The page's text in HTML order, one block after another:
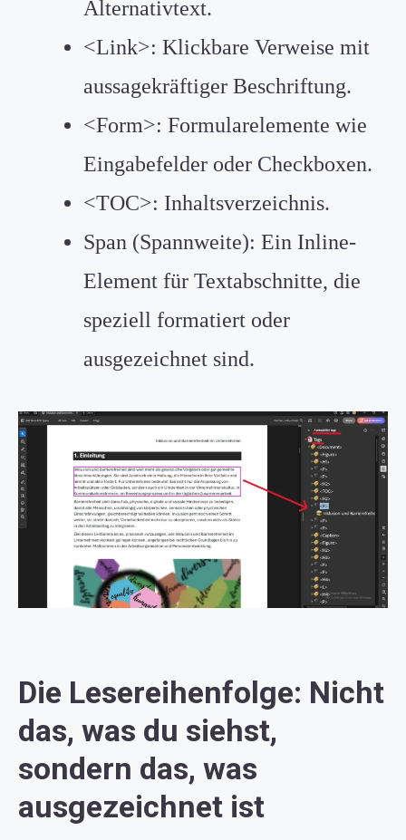
Alternativtext.
<Link>: Klickbare Verweise mit
aussagekräftiger Beschriftung.
<Form>: Formularelemente wie
Eingabefelder oder Checkboxen.
<TOC>: Inhaltsverzeichnis.
Span (Spannweite): Ein Inline-
Element für Textabschnitte, die
speziell formatiert oder
ausgezeichnet sind.
Die Lesereihenfolge: Nicht
das, was du siehst,
sondern das, was
ausgezeichnet ist